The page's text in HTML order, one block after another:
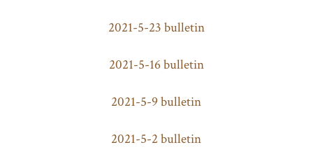
2021-5-23 bulletin
2021-5-16 bulletin
2021-5-9 bulletin
2021-5-2 bulletin